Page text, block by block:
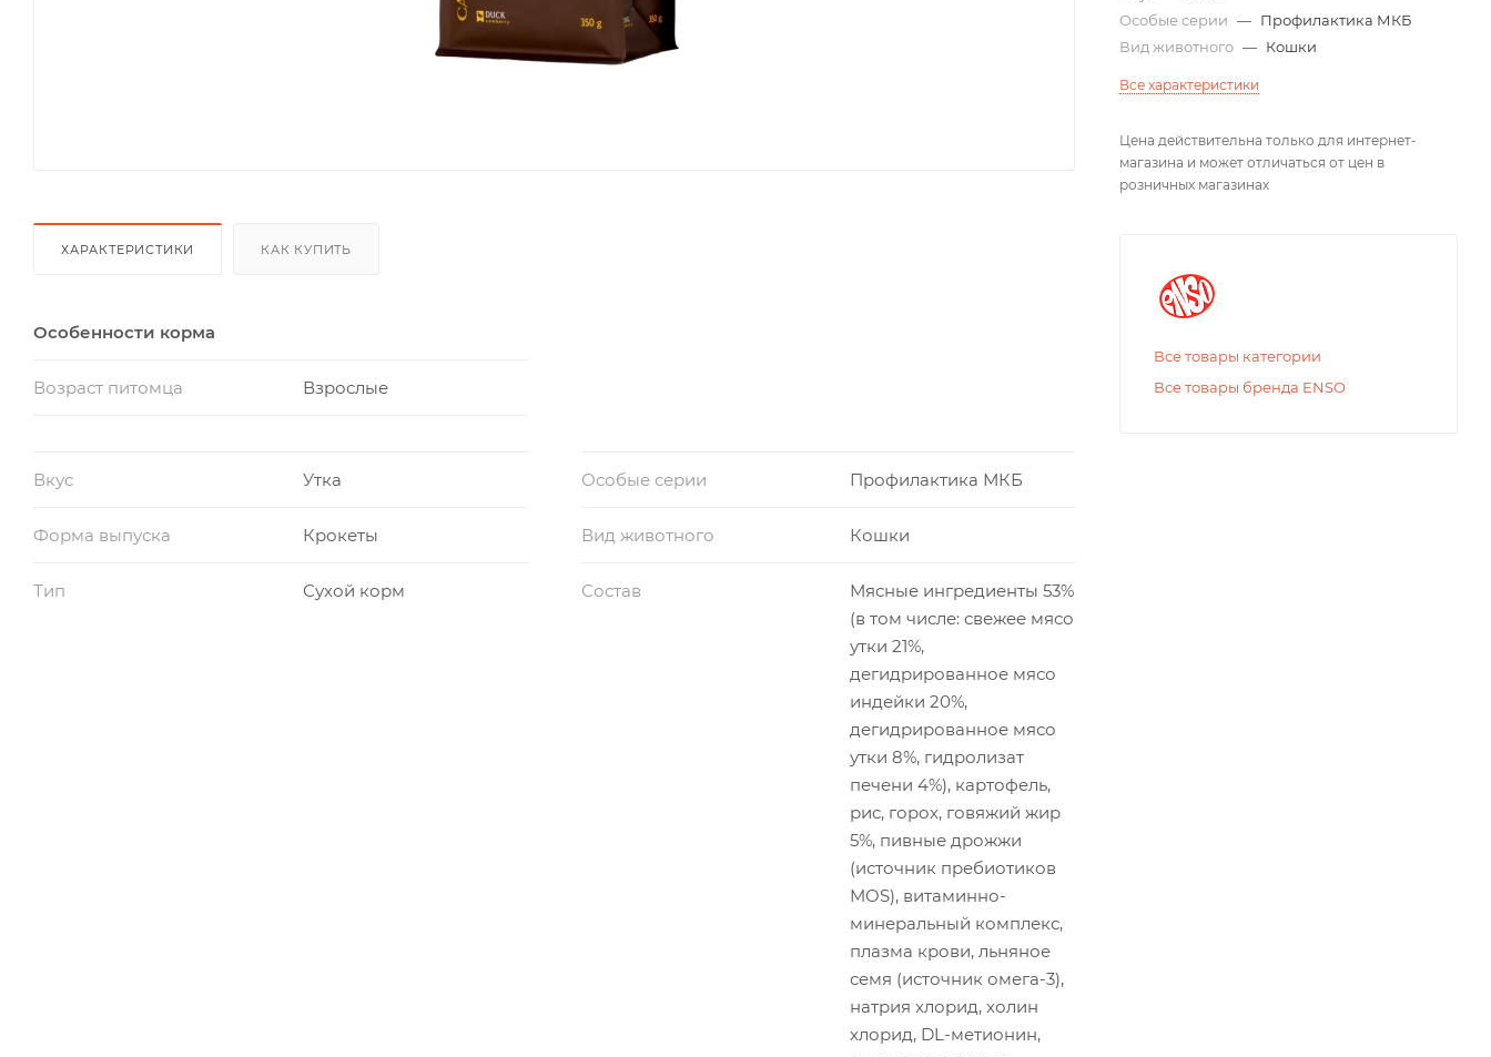
ХАРАКТЕРИСТИКИ КАК КУПИТЬ
Особенности корма
Возраст питомца Взрослые
Вкус Утка Особые серии Профилактика МКБ
Форма выпуска Крокеты Вид животного Кошки
Тип Сухой корм Состав
Мясные ингредиенты 53%
(в том числе: свежее мясо
утки 21%,
дегидрированное мясо
индейки 20%,
дегидрированное мясо
утки 8%, гидролизат
печени 4%), картофель,
рис, горох, говяжий жир
5%, пивные дрожжи
(источник пребиотиков
MOS), витаминно-
минеральный комплекс,
плазма крови, льняное
семя (источник омега-3),
натрия хлорид, холин
хлорид, DL-метионин,
Особые серии — Профилактика МКБ
Вид животного — Кошки
Все характеристики
Цена действительна только для интернет-
магазина и может отличаться от цен в
розничных магазинах
Все товары категории
Все товары бренда ENSO